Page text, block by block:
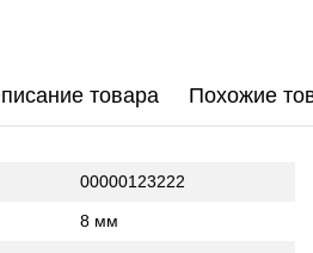
товара Похожие
00000123222
8 мм